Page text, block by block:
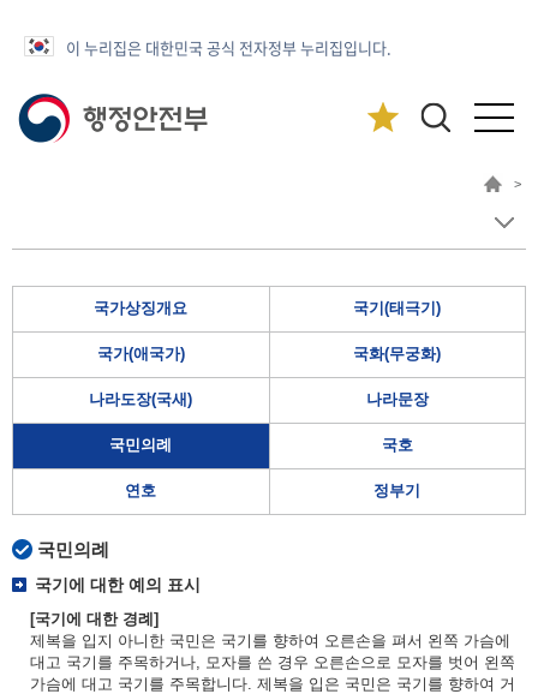
이 누리집은 대한민국 공식 전자정부 누리집입니다.
>
국가상징개요 국기(태극기)
국가(애국가) 국화(무궁화)
나라도장(국새) 나라문장
국민의례 국호
연호 정부기
국민의례
국기에 대한 예의 표시
[국기에 대한 경례]
제복을 입지 아니한 국민은 국기를 향하여 오른손을 펴서 왼쪽 가슴에
대고 국기를 주목하거나, 모자를 쓴 경우 오른손으로 모자를 벗어 왼쪽
가슴에 대고 국기를 주목합니다. 제복을 입은 국민은 국기를 향하여 거